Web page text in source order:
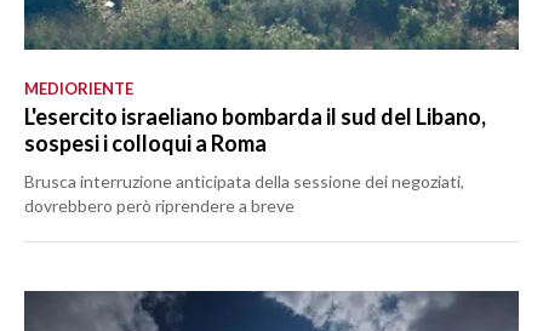
MEDIORIENTE
L'esercito israeliano bombarda il sud del Libano,
sospesi i colloqui a Roma
Brusca interruzione anticipata della sessione dei negoziati,
dovrebbero però riprendere a breve